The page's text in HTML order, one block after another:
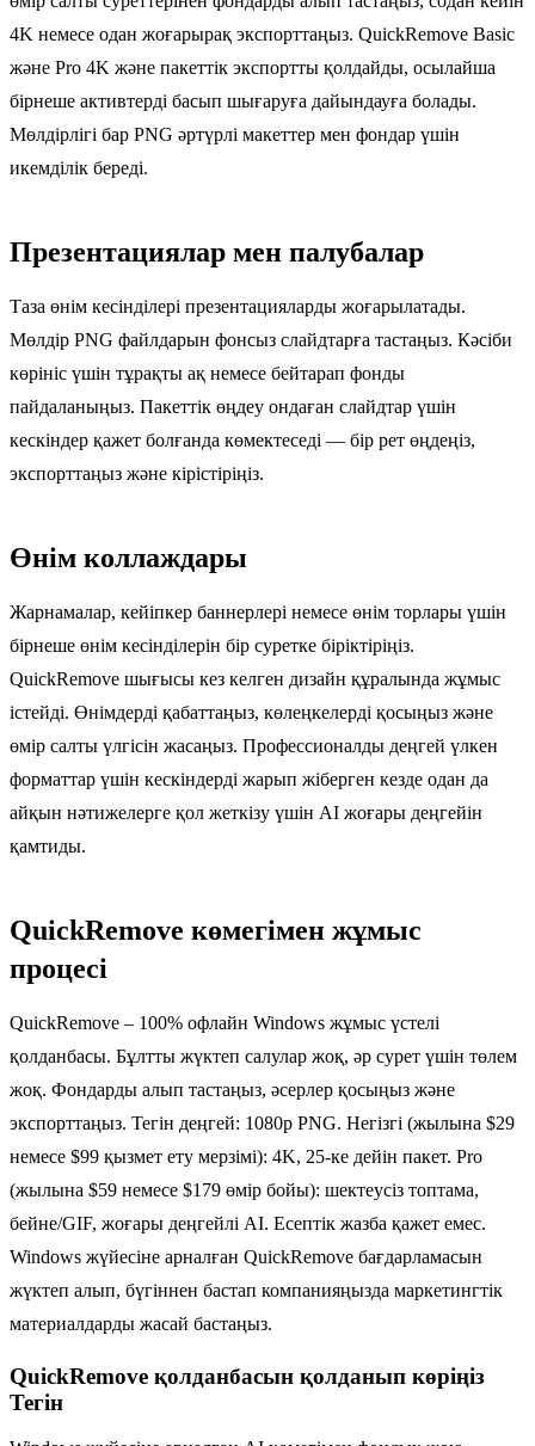
4K немесе одан жоғарырақ экспорттаңыз. QuickRemove Basic
және Pro 4K және пакеттік экспортты қолдайды, осылайша
бірнеше активтерді басып шығаруға дайындауға болады.
Мөлдірлігі бар PNG әртүрлі макеттер мен фондар үшін
икемділік береді.
Презентациялар мен палубалар
Таза өнім кесінділері презентацияларды жоғарылатады.
Мөлдір PNG файлдарын фонсыз слайдтарға тастаңыз. Кәсіби
көрініс үшін тұрақты ақ немесе бейтарап фонды
пайдаланыңыз. Пакеттік өңдеу ондаған слайдтар үшін
кескіндер қажет болғанда көмектеседі — бір рет өңдеңіз,
экспорттаңыз және кірістіріңіз.
Өнім коллаждары
Жарнамалар, кейіпкер баннерлері немесе өнім торлары үшін
бірнеше өнім кесінділерін бір суретке біріктіріңіз.
QuickRemove шығысы кез келген дизайн құралында жұмыс
істейді. Өнімдерді қабаттаңыз, көлеңкелерді қосыңыз және
өмір салты үлгісін жасаңыз. Профессионалды деңгей үлкен
форматтар үшін кескіндерді жарып жіберген кезде одан да
айқын нәтижелерге қол жеткізу үшін AI жоғары деңгейін
қамтиды.
QuickRemove көмегімен жұмыс
процесі
QuickRemove – 100% офлайн Windows жұмыс үстелі
қолданбасы. Бұлтты жүктеп салулар жоқ, әр сурет үшін төлем
жоқ. Фондарды алып тастаңыз, әсерлер қосыңыз және
экспорттаңыз. Тегін деңгей: 1080p PNG. Негізгі (жылына $29
немесе $99 қызмет ету мерзімі): 4K, 25-ке дейін пакет. Pro
(жылына $59 немесе $179 өмір бойы): шектеусіз топтама,
бейне/GIF, жоғары деңгейлі AI. Есептік жазба қажет емес.
Windows жүйесіне арналған QuickRemove бағдарламасын
жүктеп алып, бүгіннен бастап компанияңызда маркетингтік
материалдарды жасай бастаңыз.
QuickRemove қолданбасын қолданып көріңіз
Тегін